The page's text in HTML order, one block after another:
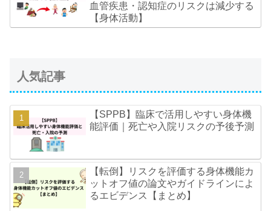
血管疾患・認知症のリスクは減少する
【身体活動】
人気記事
【SPPB】臨床で活用しやすい身体機
能評価｜死亡や入院リスクの予後予測
【転倒】リスクを評価する身体機能カ
ットオフ値の論文やガイドラインによ
るエビデンス【まとめ】